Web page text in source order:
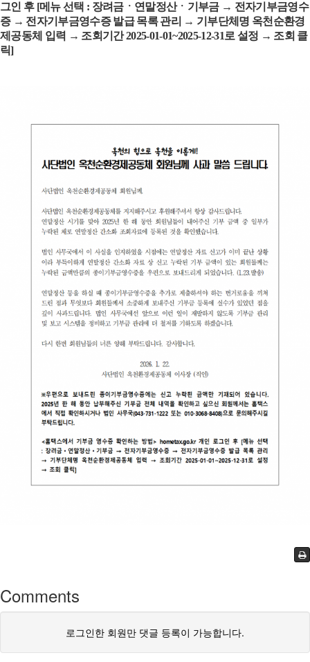
그인 후 [메뉴 선택 : 장려금ㆍ연말정산ㆍ기부금 → 전자기부금영수
증 → 전자기부금영수증 발급 목록 관리 → 기부단체명 옥천순환경
제공동체 입력 → 조회기간2025-01-01~2025-12-31로 설정 → 조회 클
릭]
Comments
로그인한 회원만 댓글 등록이 가능합니다.